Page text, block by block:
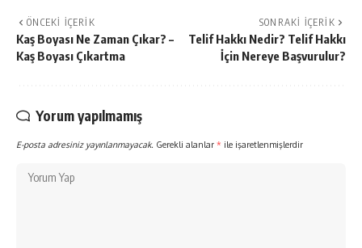
ÖNCEKI İÇERIK
Kaş Boyası Ne Zaman Çıkar? –
Kaş Boyası Çıkartma
SONRAKI İÇERIK
Telif Hakkı Nedir? Telif Hakkı
İçin Nereye Başvurulur?
Yorum yapılmamış
E-posta adresiniz yayınlanmayacak. Gerekli alanlar * ile işaretlenmişlerdir